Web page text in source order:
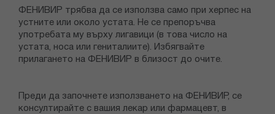
ФЕНИВИР трябва да се използва само при херпес на
устните или около устата. Не се препоръчва
употребата му върху лигавици (в това число на
устата, носа или гениталиите). Избягвайте
прилагането на ФЕНИВИР в близост до очите.
Преди да започнете използването на ФЕНИВИР, се
консултирайте с вашия лекар или фармацевт, в